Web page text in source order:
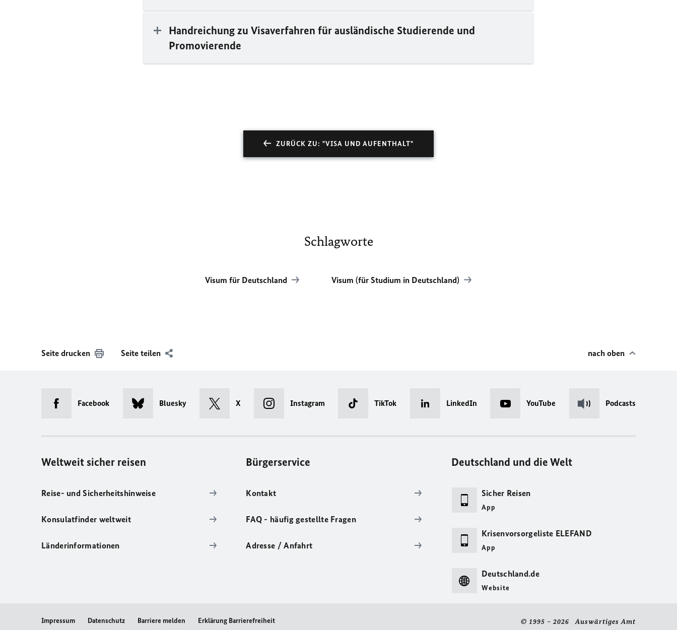
Handreichung zu Visaverfahren für ausländische Studierende und
Promovierende
ZURÜCK ZU: "VISA UND AUFENTHALT"
Schlagworte
Visum für Deutschland Visum (für Studium in Deutschland)
Seite drucken Seite teilen nach oben
Facebook Bluesky X Instagram TikTok LinkedIn YouTube Podcasts
Weltweit sicher reisen
Reise- und Sicherheitshinweise
Konsulatfinder weltweit
Länderinformationen
Bürgerservice
Kontakt
FAQ - häufig gestellte Fragen
Adresse / Anfahrt
Deutschland und die Welt
Sicher Reisen
App
Krisenvorsorgeliste ELEFAND
App
Deutschland.de
Website
Impressum Datenschutz Barriere melden Erklärung Barrierefreiheit © 1995 – 2026 Auswärtiges Amt